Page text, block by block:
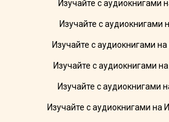
Изучайте с аудиокнигами
Изучайте с аудиокнигами
Изучайте с аудиокнигами
Изучайте с аудиокнигами
Изучайте с аудиокнигами
Изучайте с аудиокнигами на